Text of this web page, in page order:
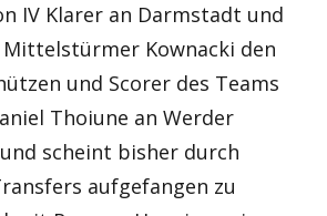
IV Klarer an Darmstadt und
Kownacki den
und Scorer des Teams
Thoiune an Werder
scheint bisher durch
aufgefangen zu